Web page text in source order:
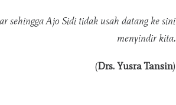
sehingga Ajo Sidi tidak usah datang ke sini
menyindir kita.
(Drs. Yusra Tansin)